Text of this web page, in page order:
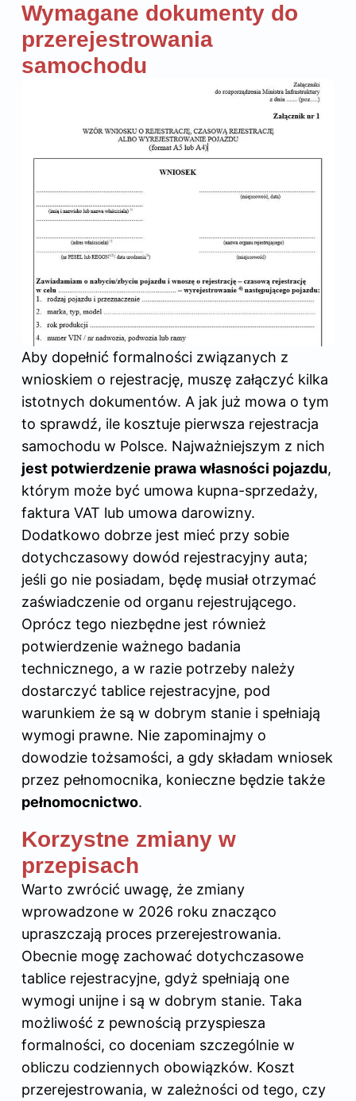
Wymagane dokumenty do
przerejestrowania
samochodu
Aby dopełnić formalności związanych z
wnioskiem o rejestrację, muszę załączyć kilka
istotnych dokumentów. A jak już mowa o tym
to sprawdź, ile kosztuje pierwsza rejestracja
samochodu w Polsce. Najważniejszym z nich
jest potwierdzenie prawa własności pojazdu,
którym może być umowa kupna-sprzedaży,
faktura VAT lub umowa darowizny.
Dodatkowo dobrze jest mieć przy sobie
dotychczasowy dowód rejestracyjny auta;
jeśli go nie posiadam, będę musiał otrzymać
zaświadczenie od organu rejestrującego.
Oprócz tego niezbędne jest również
potwierdzenie ważnego badania
technicznego, a w razie potrzeby należy
dostarczyć tablice rejestracyjne, pod
warunkiem że są w dobrym stanie i spełniają
wymogi prawne. Nie zapominajmy o
dowodzie tożsamości, a gdy składam wniosek
przez pełnomocnika, konieczne będzie także
pełnomocnictwo.
Korzystne zmiany w
przepisach
Warto zwrócić uwagę, że zmiany
wprowadzone w 2026 roku znacząco
upraszczają proces przerejestrowania.
Obecnie mogę zachować dotychczasowe
tablice rejestracyjne, gdyż spełniają one
wymogi unijne i są w dobrym stanie. Taka
możliwość z pewnością przyspiesza
formalności, co doceniam szczególnie w
obliczu codziennych obowiązków. Koszt
przerejestrowania, w zależności od tego, czy